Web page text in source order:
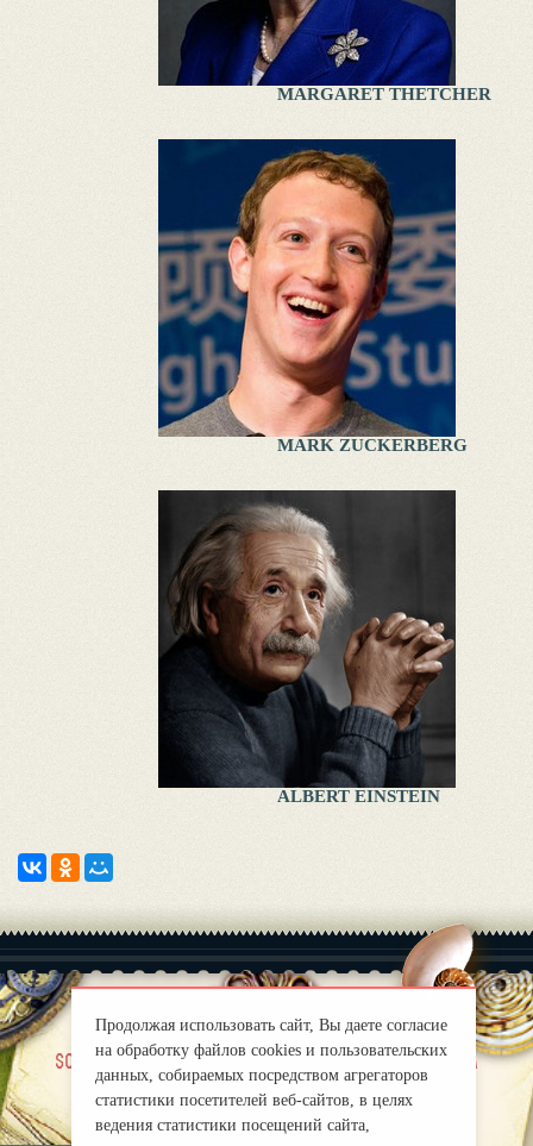
MARGARET THETCHER
MARK ZUCKERBERG
ALBERT EINSTEIN
sobre nosotros |
Правила
mirprognoz@mail.ru
Продолжая использовать сайт, Вы даете согласие
на обработку файлов cookies и пользовательских
данных, собираемых посредством агрегаторов
статистики посетителей веб-сайтов, в целях
ведения статистики посещений сайта,